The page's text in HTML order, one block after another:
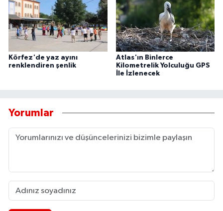
Körfez'de yaz ayını
renklendiren şenlik
Atlas'ın Binlerce
Kilometrelik Yolculuğu GPS
İle İzlenecek
Yorumlar